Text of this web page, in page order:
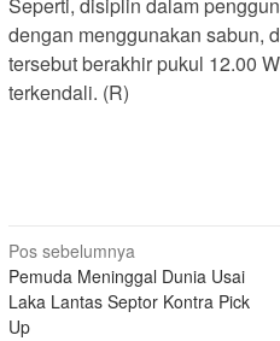
Seperti, disiplin dalam
dengan menggunakan sabun,
tersebut berakhir pukul 12.00
terkendali. (R)
Navigasi
pos
Pos sebelumnya
Pemuda Meninggal Dunia Usai
Laka Lantas Septor Kontra Pick
Up